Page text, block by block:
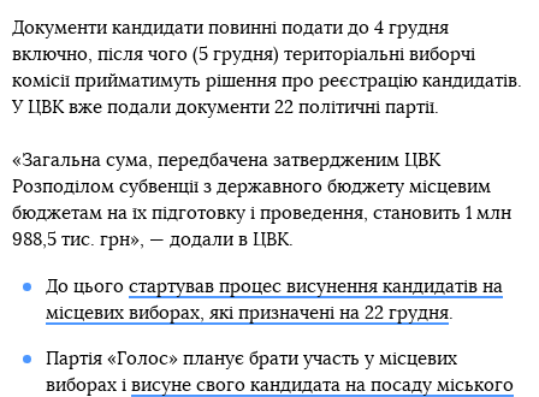
Документи кандидати повинні подати до 4 грудня
включно, після чого (5 грудня) територіальні виборчі
комісії прийматимуть рішення про реєстрацію кандидатів.
У ЦВК вже подали документи 22 політичні партії.
«Загальна сума, передбачена затвердженим ЦВК
Розподілом субвенції з державного бюджету місцевим
бюджетам на їх підготовку і проведення, становить 1 млн
988,5 тис. грн», — додали в ЦВК.
До цього стартував процес висунення кандидатів на
місцевих виборах, які призначені на 22 грудня.
Партія «Голос» планує брати участь у місцевих
виборах і висуне свого кандидата на посаду міського